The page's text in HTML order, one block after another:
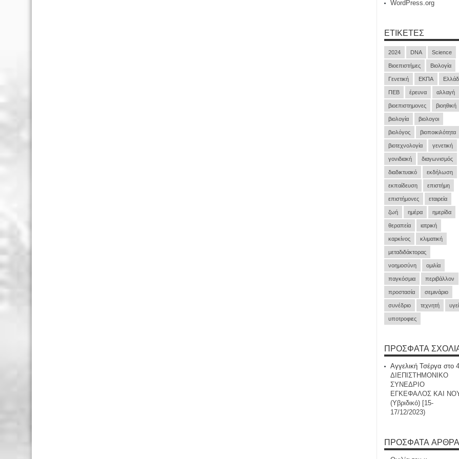
WordPress.org
ΕΤΙΚΈΤΕΣ
2024 DNA Science
Βιοεπιστήμες Βιολογία
Γενετική ΕΚΠΑ
ΠΕΒ έρευνα αλλαγή
βιοεπιστημονες βιοηθική
βιολογία βιολογοι
βιολόγος βιοποικιλότητα
βιοτεχνολογία γενετική
γονιδιακή διαγωνισμός
διαδικτυακό εκδήλωση
εκπαίδευση επιστήμη
επιστήμονες εταιρεία
ζωή ημέρα ημερίδα
θεραπεία ιατρική
καρκίνος κλιματική
μεταδιδάκτορας
νοημοσύνη ομιλία
παγκόσμια περιβάλλον
προστασία σεμινάριο
συνέδριο τεχνητή
υποτροφιες
ΠΡΌΣΦΑΤΑ
Αγγελική Τσέργα στο
ΔΙΕΠΙΣΤΗΜΟΝΙΚΟ
ΣΥΝΕΔΡΙΟ
ΕΓΚΕΦΑΛΟΣ ΚΑΙ
(Υβριδικό) [15-
17/12/2023)
ΠΡΌΣΦΑΤΑ ΆΡΘΡΑ